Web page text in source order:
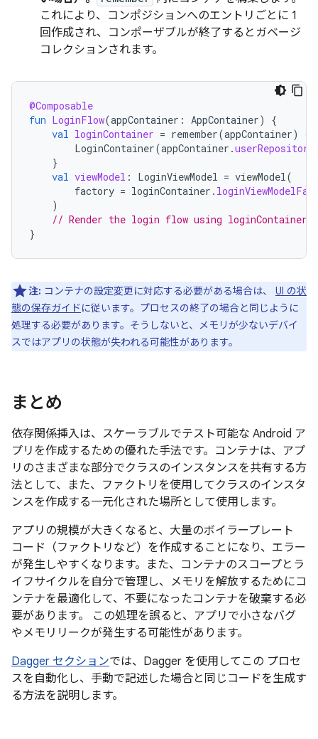
これにより、コンポジションへのエントリごとに 1
回作成され、コンポーザブルが終了するとガベージ
コレクションされます。
@Composable
fun LoginFlow(appContainer : AppContainer)
{
val loginContainer = remember(appContainer)
{
LoginContainer(appContainer .userRepository
}
val viewModel : LoginViewModel = viewModel(
factory = loginContainer .
)
// Render the login flow using
}
注: コンテナの設定変更に対応する必要がある場合は、 UI の状
態の保存ガイド に従います。プロセスの終了の場合と同じように
処理する必要があります。そうしないと、メモリが少ないデバイ
スではアプリの状態が失われる可能性があります。
まとめ
依存関係挿入は、スケーラブルでテスト可能な Android ア
プリを作成するための優れた手法です。コンテナは、アプ
リのさまざまな部分でクラスのインスタンスを共有する方
法として、また、ファクトリを使用してクラスのインスタ
ンスを作成する一元化された場所として使用します。
アプリの規模が大きくなると、大量のボイラープレート
コード（ファクトリなど）を作成することになり、エラー
が発生しやすくなります。また、コンテナのスコープとラ
イフサイクルを自分で管理し、メモリを解放するためにコ
ンテナを最適化して、不要になったコンテナを破棄する必
要があります。 この処理を誤ると、アプリで小さなバグ
やメモリリークが発生する可能性があります。
Dagger セクションでは、Dagger を使用してこの プロセ
スを自動化し、手動で記述した場合と同じコードを生成す
る方法を説明します。